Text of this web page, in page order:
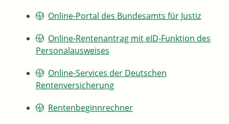
Online-Portal des Bundesamts für Justiz
Online-Rentenantrag mit eID-Funktion des
Personalausweises
Online-Services der Deutschen
Rentenversicherung
Rentenbeginnrechner